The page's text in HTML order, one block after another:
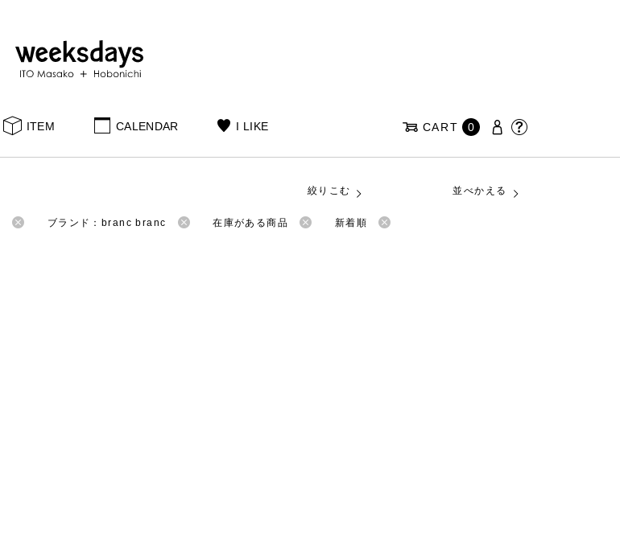
ITEM CALENDAR I LIKE CART 0
絞りこむ 並べかえる
ブランド：branc branc 在庫がある商品 新着順